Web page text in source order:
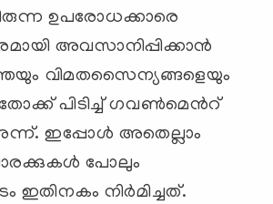
ഉപരോധക്കാരെ
അവസാനിപ്പിക്കാന്‍
വിമതസൈന്യങ്ങളെയും
തോക്ക് പിടിച്ച് ഗവണ്‍മെന്‍റ്
ഇപ്പോള്‍ അതെല്ലാം
പോലും
നിര്‍മിച്ചത്.